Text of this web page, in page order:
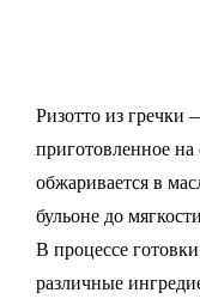
Ризотто из гречки
приготовленное на
обжаривается в
бульоне до
В процессе
различные